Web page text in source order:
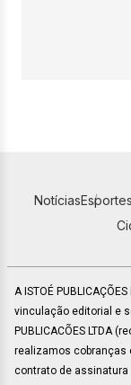
Notícias
A ISTOÉ
vinculação editorial e
PUBLICACÕES LTDA
realizamos cobranças
contrato de assinatura